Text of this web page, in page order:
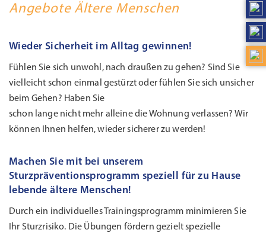
Angebote Ältere Menschen
Wieder Sicherheit im Alltag gewinnen!
Fühlen Sie sich unwohl, nach draußen zu gehen? Sind Sie
vielleicht schon einmal gestürzt oder fühlen Sie sich unsicher
beim Gehen? Haben Sie
schon lange nicht mehr alleine die Wohnung verlassen? Wir
können Ihnen helfen, wieder sicherer zu werden!
Machen Sie mit bei unserem
Sturzpräventionsprogramm speziell für zu Hause
lebende ältere Menschen!
Durch ein individuelles Trainingsprogramm minimieren Sie
Ihr Sturzrisiko. Die Übungen fördern gezielt spezielle